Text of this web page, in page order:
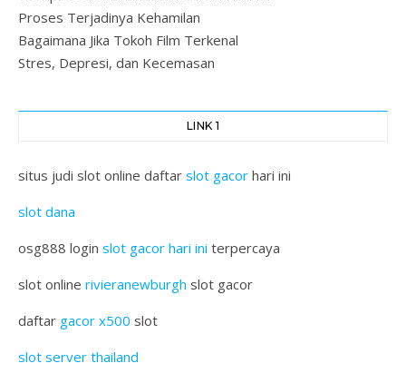
Proses Terjadinya Kehamilan
Bagaimana Jika Tokoh Film Terkenal
Stres, Depresi, dan Kecemasan
LINK 1
situs judi slot online daftar slot gacor hari ini
slot dana
osg888 login slot gacor hari ini terpercaya
slot online rivieranewburgh slot gacor
daftar gacor x500 slot
slot server thailand